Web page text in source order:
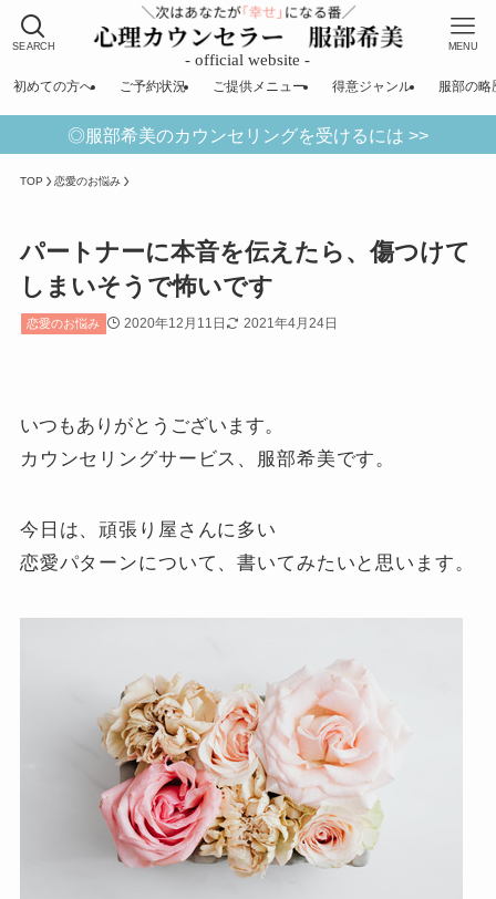
SEARCH MENU
初めての方へ ご予約状況 ご提供メニュー 得意ジャンル 服部の略
◎服部希美のカウンセリングを受けるには >>
TOP 恋愛のお悩み
パートナーに本音を伝えたら、傷つけて
しまいそうで怖いです
恋愛のお悩み 2020年12月11日 2021年4月24日
いつもありがとうございます。
カウンセリングサービス、服部希美です。
今日は、頑張り屋さんに多い
恋愛パターンについて、書いてみたいと思います。